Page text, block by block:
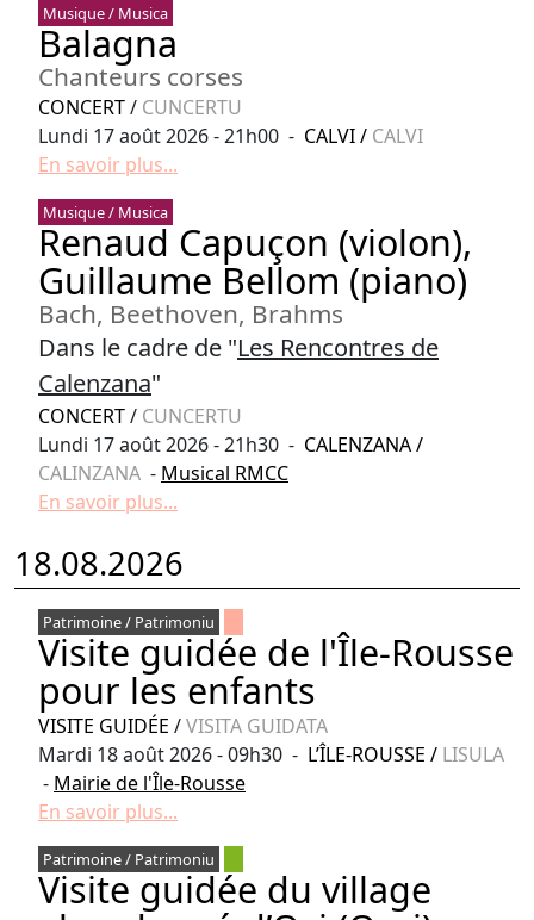
Musique / Musica
Balagna
Chanteurs corses
CONCERT/ CUNCERTU
Lundi 17 août 2026 - 21h00 - CALVI/ CALVI
En savoir plus...
Musique / Musica
Renaud Capuçon (violon),
Guillaume Bellom (piano)
Bach, Beethoven, Brahms
Dans le cadre de "Les Rencontres de
Calenzana"
CONCERT/ CUNCERTU
Lundi 17 août 2026 - 21h30 - CALENZANA/
CALINZANA - Musical RMCC
En savoir plus...
18.08.2026
Patrimoine / Patrimoniu
Visite guidée de l'Île-Rousse
pour les enfants
VISITE GUIDÉE /VISITA GUIDATA
Mardi 18 août 2026 - 09h30 - L’ÎLE-ROUSSE / LISULA
- Mairie de l'Île-Rousse
En savoir plus...
Patrimoine / Patrimoniu
Visite guidée du village